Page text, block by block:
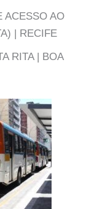
ACESSO AO
| RECIFE
RITA | BOA